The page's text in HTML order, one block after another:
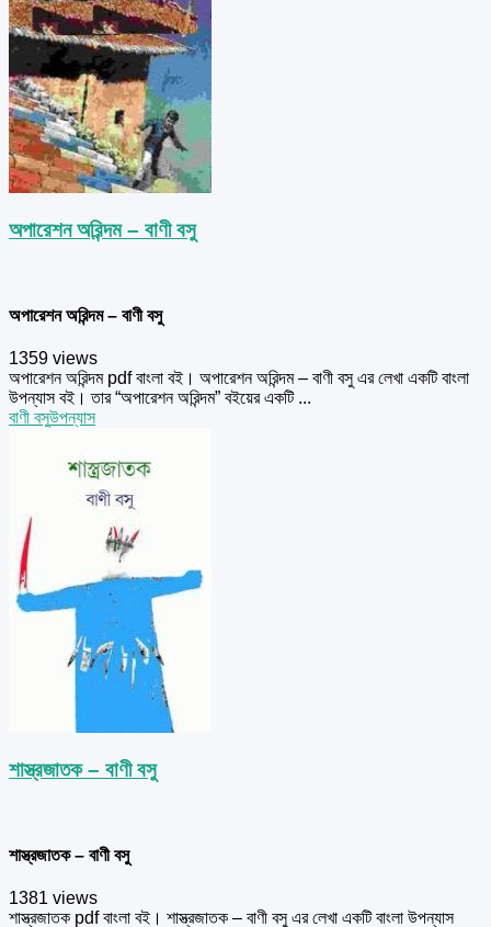
অপারেশন অরিন্দম – বাণী বসু
অপারেশন অরিন্দম – বাণী বসু
1359 views
অপারেশন অরিন্দম pdf বাংলা বই। অপারেশন অরিন্দম – বাণী বসু এর লেখা একটি বাংলা
উপন্যাস বই। তার “অপারেশন অরিন্দম” বইয়ের একটি ...
বাণী বসুউপন্যাস
শাস্ত্রজাতক – বাণী বসু
শাস্ত্রজাতক – বাণী বসু
1381 views
শাস্ত্রজাতক pdf বাংলা বই। শাস্ত্রজাতক – বাণী বসু এর লেখা একটি বাংলা উপন্যাস